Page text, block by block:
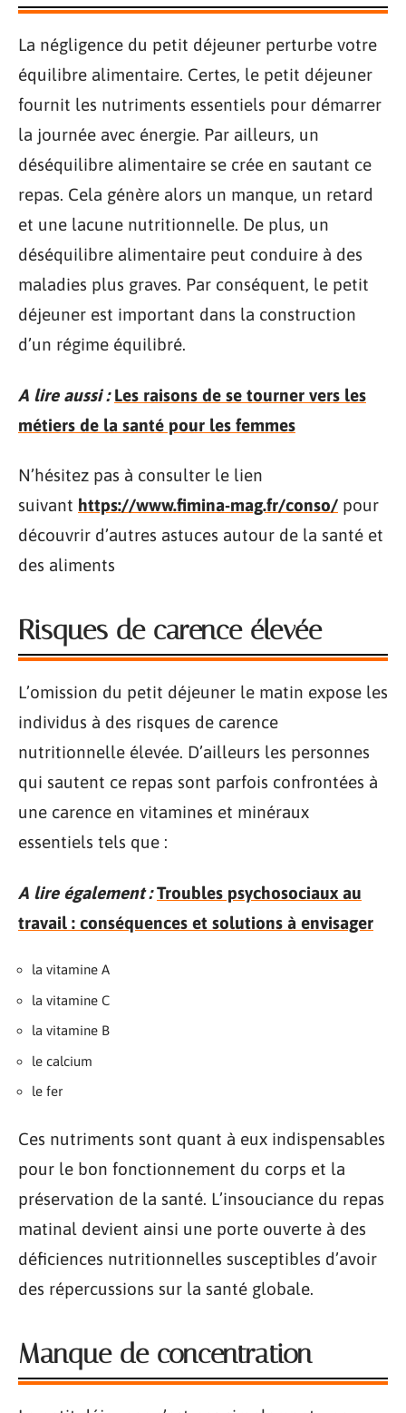
La négligence du petit déjeuner perturbe votre
équilibre alimentaire. Certes, le petit déjeuner
fournit les nutriments essentiels pour démarrer
la journée avec énergie. Par ailleurs, un
déséquilibre alimentaire se crée en sautant ce
repas. Cela génère alors un manque, un retard
et une lacune nutritionnelle. De plus, un
déséquilibre alimentaire peut conduire à des
maladies plus graves. Par conséquent, le petit
déjeuner est important dans la construction
d’un régime équilibré.
A lire aussi : Les raisons de se tourner vers les
métiers de la santé pour les femmes
N’hésitez pas à consulter le lien
suivant https://www.fimina-mag.fr/conso/ pour
découvrir d’autres astuces autour de la santé et
des aliments
Risques de carence élevée
L’omission du petit déjeuner le matin expose les
individus à des risques de carence
nutritionnelle élevée. D’ailleurs les personnes
qui sautent ce repas sont parfois confrontées à
une carence en vitamines et minéraux
essentiels tels que :
A lire également : Troubles psychosociaux au
travail : conséquences et solutions à envisager
la vitamine A
la vitamine C
la vitamine B
le calcium
le fer
Ces nutriments sont quant à eux indispensables
pour le bon fonctionnement du corps et la
préservation de la santé. L’insouciance du repas
matinal devient ainsi une porte ouverte à des
déficiences nutritionnelles susceptibles d’avoir
des répercussions sur la santé globale.
Manque de concentration